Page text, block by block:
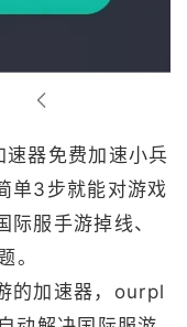
器免费加速小兵
单3步就能对游戏
服手游掉线、
。
的加速器，ourpl